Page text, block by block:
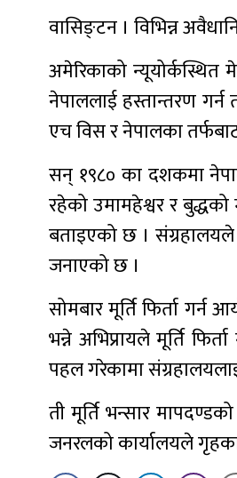
वासिङ्टन । विभिन्न
अमेरिकाको न्यूयोर्कस्थित
नेपाललाई हस्तान्तरण
एच विस र नेपालका
सन् १९८० का दशकमा
रहेको उमामहेश्वर र बुद्धको
बताइएको छ । संग्रहालयले
जनाएको छ ।
सोमबार मूर्ति फिर्ता गर्न
भन्ने अभिप्रायले मूर्ति
पहल गरेकामा
ती मूर्ति भन्सार
जनरलको कार्यालयले